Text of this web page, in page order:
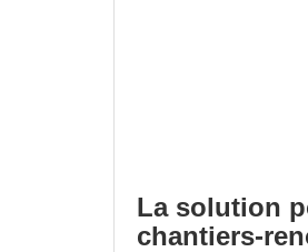
La solution
chantiers-